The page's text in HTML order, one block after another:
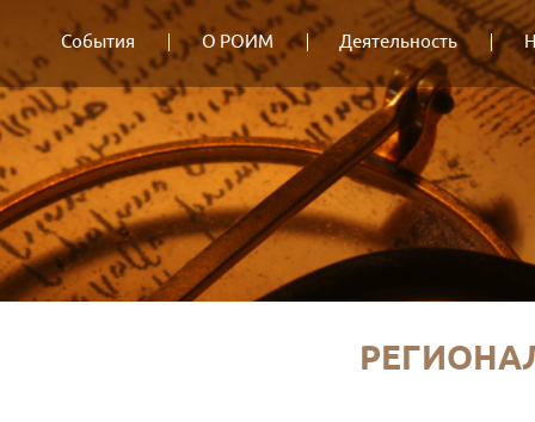
События О РОИМ Деятельность